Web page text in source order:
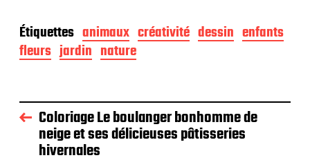
Étiquettes animaux créativité dessin enfants
fleurs jardin nature
Coloriage Le boulanger bonhomme de
neige et ses délicieuses pâtisseries
hivernales